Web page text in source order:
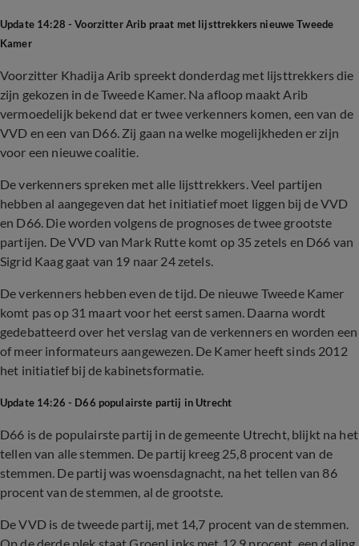
Update 14:28 - Voorzitter Arib praat met lijsttrekkers nieuwe Tweede
Kamer
Voorzitter Khadija Arib spreekt donderdag met lijsttrekkers die
zijn gekozen in de Tweede Kamer. Na afloop maakt Arib
vermoedelijk bekend dat er twee verkenners komen, een van de
VVD en een van D66. Zij gaan na welke mogelijkheden er zijn
voor een nieuwe coalitie.
De verkenners spreken met alle lijsttrekkers. Veel partijen
hebben al aangegeven dat het initiatief moet liggen bij de VVD
en D66. Die worden volgens de prognoses de twee grootste
partijen. De VVD van Mark Rutte komt op 35 zetels en D66 van
Sigrid Kaag gaat van 19 naar 24 zetels.
De verkenners hebben even de tijd. De nieuwe Tweede Kamer
komt pas op 31 maart voor het eerst samen. Daarna wordt
gedebatteerd over het verslag van de verkenners en worden een
of meer informateurs aangewezen. De Kamer heeft sinds 2012
het initiatief bij de kabinetsformatie.
Update 14:26 - D66 populairste partij in Utrecht
D66 is de populairste partij in de gemeente Utrecht, blijkt na het
tellen van alle stemmen. De partij kreeg 25,8 procent van de
stemmen. De partij was woensdagnacht, na het tellen van 86
procent van de stemmen, al de grootste.
De VVD is de tweede partij, met 14,7 procent van de stemmen.